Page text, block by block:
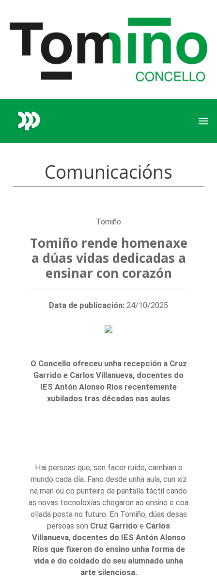
Comunicacións
Tomiño
Tomiño rende homenaxe
a dúas vidas dedicadas a
ensinar con corazón
Data de publicación: 24/10/2025
O Concello ofreceu unha recepción a Cruz
Garrido e Carlos Villanueva, docentes do
IES Antón Alonso Ríos recentemente
xubilados tras décadas nas aulas
Hai persoas que, sen facer ruído, cambian o
mundo cada día. Fano desde unha aula, cun xiz
na man ou co punteiro da pantalla táctil cando
as novas tecnoloxías chegaron ao ensino e coa
ollada posta no futuro. En Tomiño, dúas desas
persoas son Cruz Garrido e Carlos
Villanueva, docentes do IES Antón Alonso
Ríos que fixeron do ensino unha forma de
vida e do coidado do seu alumnado unha
arte silenciosa.